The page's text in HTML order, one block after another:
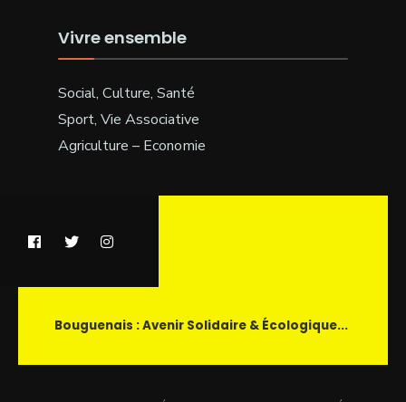
Vivre ensemble
Social, Culture, Santé
Sport, Vie Associative
Agriculture – Economie
Bouguenais : Avenir Solidaire & Écologique...